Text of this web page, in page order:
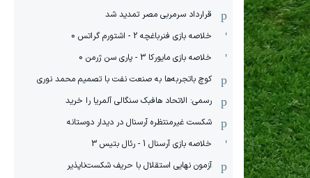
قرارداد سرمربی مصر تمدید شد
خلاصه بازی فنرباغچه 2 - اشتورم گراتس 0
خلاصه بازی مایورکا 3 - پاری سن ژرمن 0
کوچ باتجربه‌ها به صنعت نفت با تصمیم محمد نوری
رسمی: الاتحاد هافبک سنگالی آلمریا را خرید
شکست غیرمنتظره آرسنال در دیدار دوستانه
خلاصه بازی آرسنال 1 - رئال بتیس 3
آزمون نهایی استقلال با حریف شکست‌ناپذیر